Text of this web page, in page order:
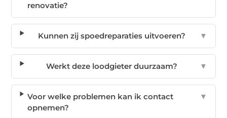
renovatie?
Kunnen zij spoedreparaties uitvoeren? ▼
Werkt deze loodgieter duurzaam? ▼
Voor welke problemen kan ik contact
opnemen?
▼